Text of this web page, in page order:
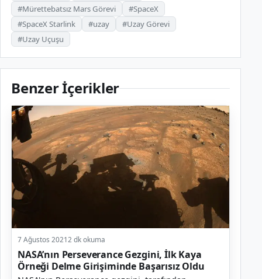
#Mürettebatsız Mars Görevi
#SpaceX
#SpaceX Starlink
#uzay
#Uzay Görevi
#Uzay Uçuşu
Benzer İçerikler
7 Ağustos 20212 dk okuma
NASA’nın Perseverance Gezgini, İlk Kaya
Örneği Delme Girişiminde Başarısız Oldu